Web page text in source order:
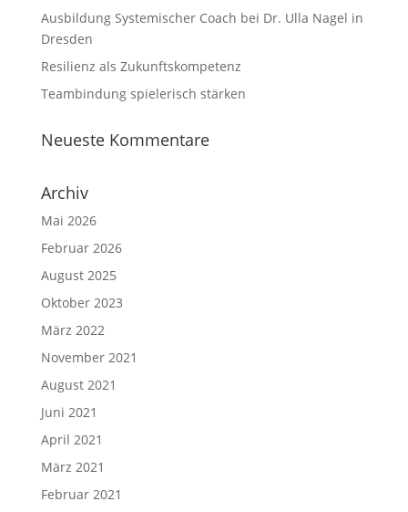
Ausbildung Systemischer Coach bei Dr. Ulla Nagel in
Dresden
Resilienz als Zukunftskompetenz
Teambindung spielerisch stärken
Neueste Kommentare
Archiv
Mai 2026
Februar 2026
August 2025
Oktober 2023
März 2022
November 2021
August 2021
Juni 2021
April 2021
März 2021
Februar 2021